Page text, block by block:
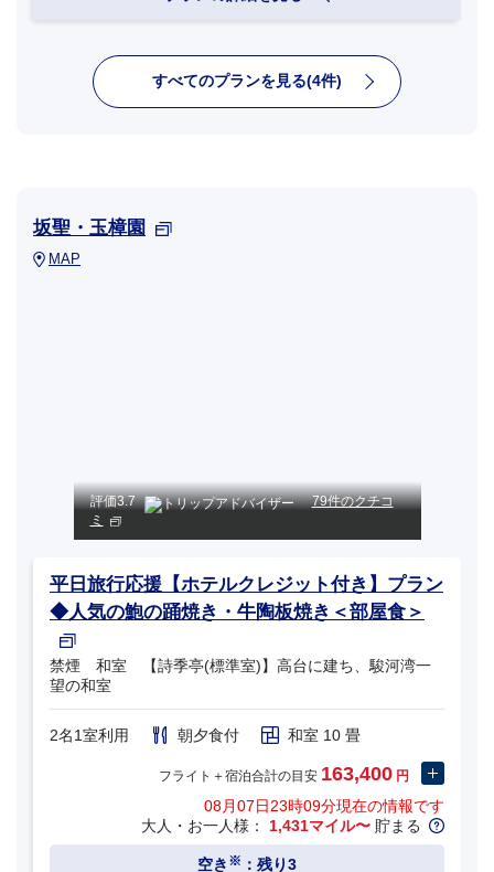
すべてのプランを見る(4件)
坂聖・玉樟園
MAP
評価3.7
79件のクチコ
ミ
平日旅行応援【ホテルクレジット付き】プラン
◆人気の鮑の踊焼き・牛陶板焼き＜部屋食＞
禁煙 和室 【詩季亭(標準室)】高台に建ち、駿河湾一
望の和室
2名1室利用 朝夕食付 和室 10 畳
フライト＋宿泊合計の目安 163,400 円
08月07日23時09分現在の情報です
大人・お一人様： 1,431マイル〜 貯まる
空き ※ ：残り3